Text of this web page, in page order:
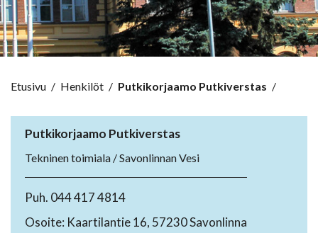
Etusivu / Henkilöt / Putkikorjaamo Putkiverstas /
Putkikorjaamo Putkiverstas
Tekninen toimiala / Savonlinnan Vesi
Puh. 044 417 4814
Osoite: Kaartilantie 16, 57230 Savonlinna